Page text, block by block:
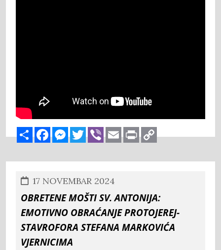
ShareFacebook
Messenger
Twitter
ViberEmailPrint
Link
17 NOVEMBAR 2024
Obretene mošti sv. Antonija:
Emotivno obraćanje protojerej-
stavrofora Stefana Markovića
vjernicima